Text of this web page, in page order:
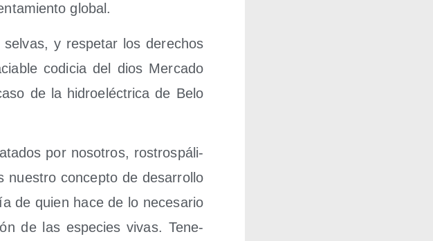
global.
y res­pe­tar los dere­chos
codi­cia del dios Mer­ca­do
de la hidro­eléc­tri­ca de Belo
por noso­tros, ros­tros­pá­li­
nues­tro con­cep­to de desa­rro­llo
de quien hace de lo nece­sa­rio
de las espe­cies vivas. Tene­